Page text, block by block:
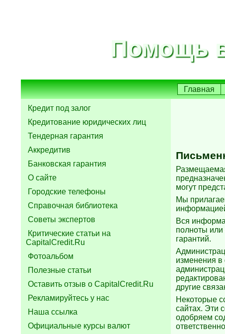
Помощь
Главная
могут
Мы
Вся
полноты
гарантий.
изменения в
другие
Некоторые
сайтах. Эти
одобряем
Кредит под залог
Кредитование юридических лиц
Тендерная гарантия
Аккредитив
Банковская гарантия
О сайте
Городские телефоны
Справочная библиотека
Советы экспертов
Критические статьи на
CapitalCredit.Ru
Фотоальбом
Полезные статьи
Оставить отзыв о CapitalCredit.Ru
Рекламируйтесь у нас
Наша ссылка
Официальные курсы валют